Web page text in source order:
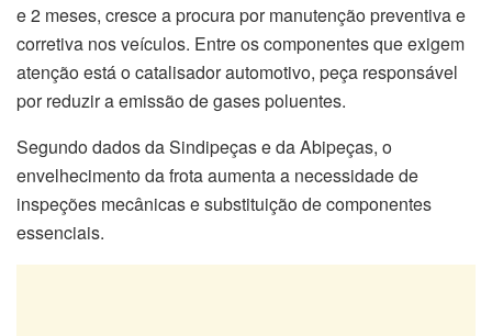
e 2 meses, cresce a procura por manutenção preventiva e
corretiva nos veículos. Entre os componentes que exigem
atenção está o catalisador automotivo, peça responsável
por reduzir a emissão de gases poluentes.
Segundo dados da Sindipeças e da Abipeças, o
envelhecimento da frota aumenta a necessidade de
inspeções mecânicas e substituição de componentes
essenciais.